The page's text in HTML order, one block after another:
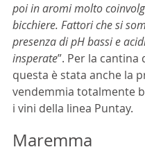
poi in aromi molto
bicchiere. Fattori che si
presenza di pH bassi e
insperate”. Per la cantina
questa è stata anche la
vendemmia totalmente
i vini della linea Puntay.
Maremma